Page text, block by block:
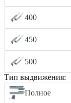
400
450
500
Тип выдвижения:
Полное